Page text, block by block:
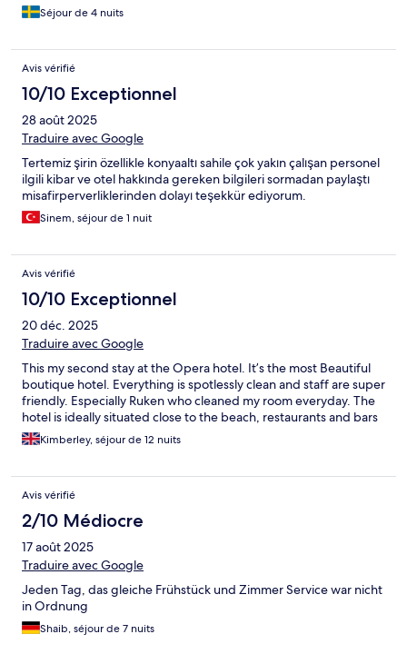
Séjour de 4 nuits
Avis vérifié
10/10 Exceptionnel
28 août 2025
Traduire avec Google
Tertemiz şirin özellikle konyaaltı sahile çok yakın çalışan personel
ilgili kibar ve otel hakkında gereken bilgileri sormadan paylaştı
misafirperverliklerinden dolayı teşekkür ediyorum.
Sinem, séjour de 1 nuit
Avis vérifié
10/10 Exceptionnel
20 déc. 2025
Traduire avec Google
This my second stay at the Opera hotel. It’s the most Beautiful
boutique hotel. Everything is spotlessly clean and staff are super
friendly. Especially Ruken who cleaned my room everyday. The
hotel is ideally situated close to the beach, restaurants and bars
Kimberley, séjour de 12 nuits
Avis vérifié
2/10 Médiocre
17 août 2025
Traduire avec Google
Jeden Tag, das gleiche Frühstück und Zimmer Service war nicht
in Ordnung
Shaib, séjour de 7 nuits